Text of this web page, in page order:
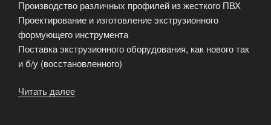
Производство различных профилей из жесткого ПВХ
Проектирование и изготовление экструзионного
формующего инструмента
Поставка экструзионного оборудования, как нового так
и б/у (восстановленного)
Читать далее